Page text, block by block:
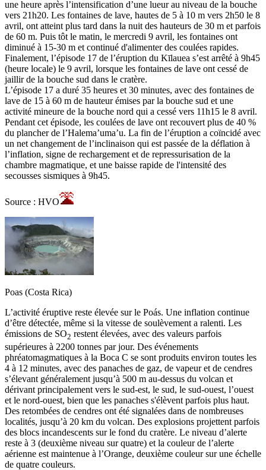
une heure après l’intensification d’une lueur au niveau de la bouche
vers 21h20. Les fontaines de lave, hautes de 5 à 10 m vers 2h50 le 8
avril, ont atteint plus tard dans la nuit des hauteurs de 30 m et parfois
de 60 m. Puis tôt le matin, le mercredi 9 avril, les fontaines ont
diminué à 15-30 m et continué d'alimenter des coulées rapides.
Finalement, l’épisode 17 de l’éruption du Kīlauea s’est arrêté à 9h45
(heure locale) le 9 avril, lorsque les fontaines de lave ont cessé de
jaillir de la bouche sud dans le cratère.
L’épisode 17 a duré 35 heures et 30 minutes, avec des fontaines de
lave de 15 à 60 m de hauteur émises par la bouche sud et une
activité mineure de la bouche nord qui a cessé vers 11h15 le 8 avril.
Pendant cet épisode, les coulées de lave ont recouvert plus de 40 %
du plancher de l’Halema’uma’u. La fin de l’éruption a coïncidé avec
un net changement de l’inclinaison qui est passée de la déflation à
l’inflation, signe de rechargement et de repressurisation de la
chambre magmatique, et une baisse rapide de l'intensité des
secousses sismiques à 9h45.
Source : HVO
Poas (Costa Rica)
L’activité éruptive reste élevée sur le Poás. Une inflation continue
d’être détectée, même si la vitesse de soulèvement a ralenti. Les
émissions de SO2 restent élevées, avec des valeurs parfois
supérieures à 2200 tonnes par jour. Des événements
phréatomagmatiques à la Boca C se sont produits environ toutes les
4 à 12 minutes, avec des panaches de gaz, de vapeur et de cendres
s’élevant généralement jusqu’à 500 m au-dessus du volcan et
dérivant principalement vers le sud-est, le sud, le sud-ouest, l’ouest
et le nord-ouest, bien que les panaches s'élèvent parfois plus haut.
Des retombées de cendres ont été signalées dans de nombreuses
localités, jusqu’à 20 km du volcan. Des explosions projettent parfois
des blocs incandescents sur le fond du cratère. Le niveau d’alerte
reste à 3 (deuxième niveau sur quatre) et la couleur de l’alerte
aérienne est maintenue à l’Orange, deuxième couleur sur une échelle
de quatre couleurs.